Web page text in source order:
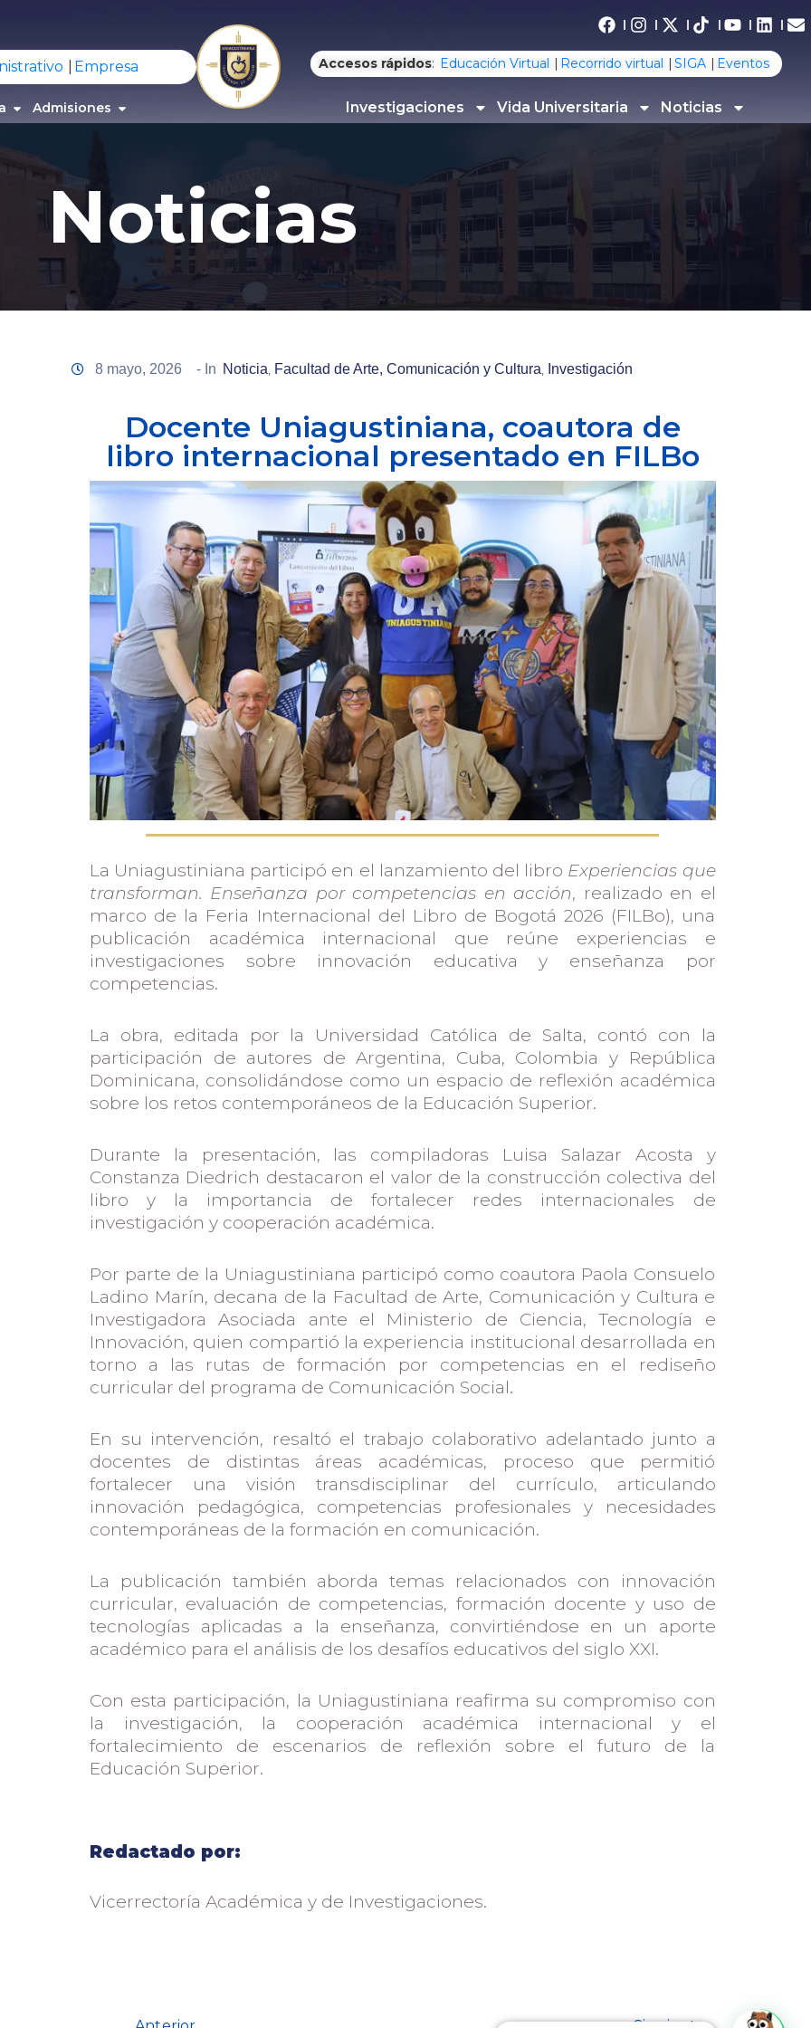
Empresa
Admisiones
Accesos rápidos: Educación Virtual Recorrido virtual SIGA Eventos
Investigaciones Vida Universitaria Noticias
Noticias
8 mayo, 2026 - In Noticia‚ Facultad de Arte, Comunicación y Cultura‚ Investigación
Docente Uniagustiniana, coautora de
libro internacional presentado en FILBo
La Uniagustiniana participó en el lanzamiento del libro Experiencias que
transforman. Enseñanza por competencias en acción, realizado en el
marco de la Feria Internacional del Libro de Bogotá 2026 (FILBo), una
publicación académica internacional que reúne experiencias e
investigaciones sobre innovación educativa y enseñanza por
competencias.
La obra, editada por la Universidad Católica de Salta, contó con la
participación de autores de Argentina, Cuba, Colombia y República
Dominicana, consolidándose como un espacio de reflexión académica
sobre los retos contemporáneos de la Educación Superior.
Durante la presentación, las compiladoras Luisa Salazar Acosta y
Constanza Diedrich destacaron el valor de la construcción colectiva del
libro y la importancia de fortalecer redes internacionales de
investigación y cooperación académica.
Por parte de la Uniagustiniana participó como coautora Paola Consuelo
Ladino Marín, decana de la Facultad de Arte, Comunicación y Cultura e
Investigadora Asociada ante el Ministerio de Ciencia, Tecnología e
Innovación, quien compartió la experiencia institucional desarrollada en
torno a las rutas de formación por competencias en el rediseño
curricular del programa de Comunicación Social.
En su intervención, resaltó el trabajo colaborativo adelantado junto a
docentes de distintas áreas académicas, proceso que permitió
fortalecer una visión transdisciplinar del currículo, articulando
innovación pedagógica, competencias profesionales y necesidades
contemporáneas de la formación en comunicación.
La publicación también aborda temas relacionados con innovación
curricular, evaluación de competencias, formación docente y uso de
tecnologías aplicadas a la enseñanza, convirtiéndose en un aporte
académico para el análisis de los desafíos educativos del siglo XXI.
Con esta participación, la Uniagustiniana reafirma su compromiso con
la investigación, la cooperación académica internacional y el
fortalecimiento de escenarios de reflexión sobre el futuro de la
Educación Superior.
Redactado por:
Vicerrectoría Académica y de Investigaciones.